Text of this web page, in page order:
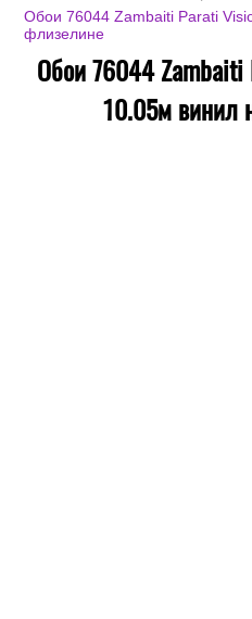
Обои 76044 Zambaiti Parati
флизелине
Обои 76044
10.05м винил